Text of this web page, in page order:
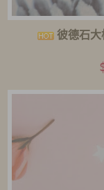
彼德石大